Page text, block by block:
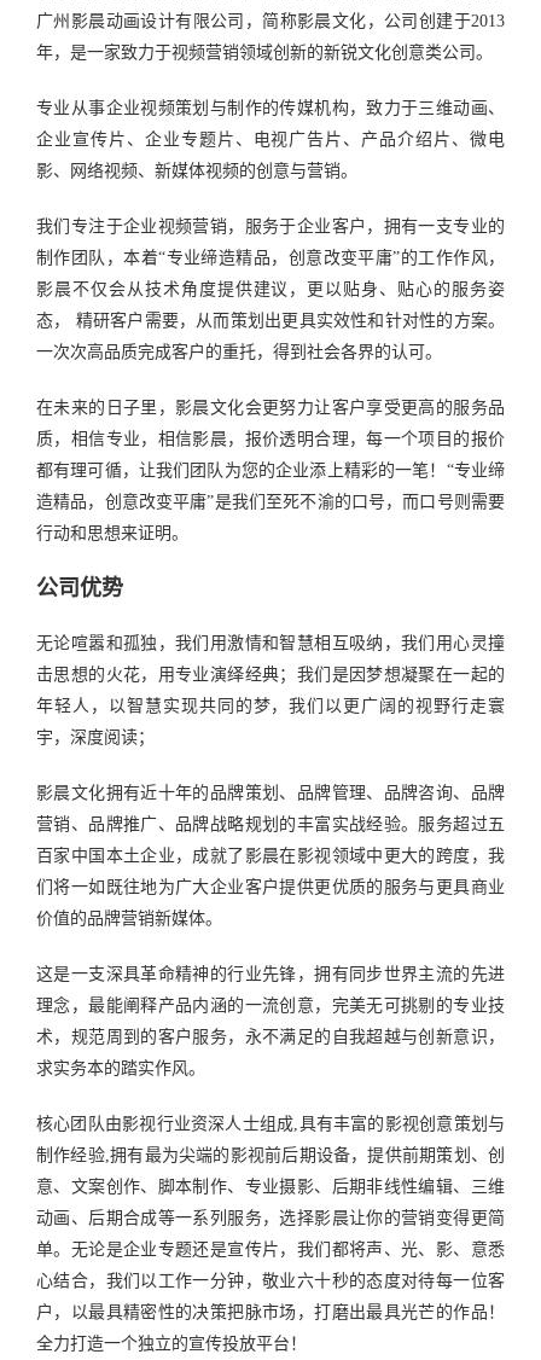
广州影晨动画设计有限公司，简称影晨文化，公司创建于2013
年，是一家致力于视频营销领域创新的新锐文化创意类公司。
专业从事企业视频策划与制作的传媒机构，致力于三维动画、
企业宣传片、企业专题片、电视广告片、产品介绍片、微电
影、网络视频、新媒体视频的创意与营销。
我们专注于企业视频营销，服务于企业客户，拥有一支专业的
制作团队，本着“专业缔造精品，创意改变平庸”的工作作风，
影晨不仅会从技术角度提供建议，更以贴身、贴心的服务姿
态， 精研客户需要，从而策划出更具实效性和针对性的方案。
一次次高品质完成客户的重托，得到社会各界的认可。
在未来的日子里，影晨文化会更努力让客户享受更高的服务品
质，相信专业，相信影晨，报价透明合理，每一个项目的报价
都有理可循，让我们团队为您的企业添上精彩的一笔！“专业缔
造精品，创意改变平庸”是我们至死不渝的口号，而口号则需要
行动和思想来证明。
公司优势
无论喧嚣和孤独，我们用激情和智慧相互吸纳，我们用心灵撞
击思想的火花，用专业演绎经典；我们是因梦想凝聚在一起的
年轻人，以智慧实现共同的梦，我们以更广阔的视野行走寰
宇，深度阅读；
影晨文化拥有近十年的品牌策划、品牌管理、品牌咨询、品牌
营销、品牌推广、品牌战略规划的丰富实战经验。服务超过五
百家中国本土企业，成就了影晨在影视领域中更大的跨度，我
们将一如既往地为广大企业客户提供更优质的服务与更具商业
价值的品牌营销新媒体。
这是一支深具革命精神的行业先锋，拥有同步世界主流的先进
理念，最能阐释产品内涵的一流创意，完美无可挑剔的专业技
术，规范周到的客户服务，永不满足的自我超越与创新意识，
求实务本的踏实作风。
核心团队由影视行业资深人士组成,具有丰富的影视创意策划与
制作经验,拥有最为尖端的影视前后期设备，提供前期策划、创
意、文案创作、脚本制作、专业摄影、后期非线性编辑、三维
动画、后期合成等一系列服务，选择影晨让你的营销变得更简
单。无论是企业专题还是宣传片，我们都将声、光、影、意悉
心结合，我们以工作一分钟，敬业六十秒的态度对待每一位客
户，以最具精密性的决策把脉市场，打磨出最具光芒的作品！
全力打造一个独立的宣传投放平台！